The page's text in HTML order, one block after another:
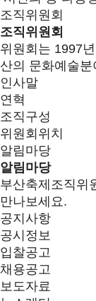
조직위원회
조직위원회
위원회는 1997
산의 문화예술
인사말
연혁
조직구성
위원회위치
알림마당
알림마당
부산축제조직위
만나보세요.
공지사항
공시정보
입찰공고
채용공고
보도자료